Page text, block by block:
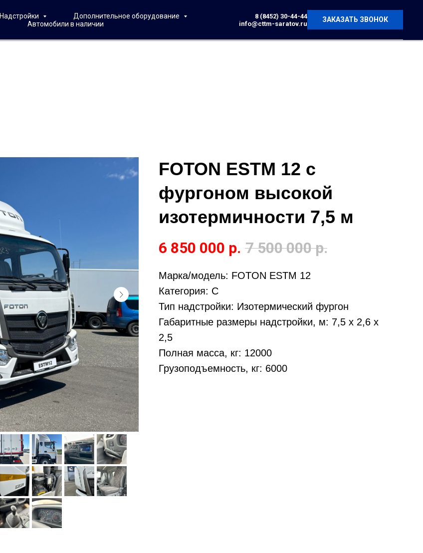
Надстройки
Дополнительное оборудование
Автомобили в наличии
8 (8452) 30-44-44
info@cttm-saratov.ru
ЗАКАЗАТЬ ЗВОНОК
FOTON ESTM 12 с
фургоном высокой
изотермичности 7,5 м
6 850 000 р. 7 500 000 р.
Марка/модель: FOTON ESTM 12
Категория: C
Тип надстройки: Изотермический фургон
Габаритные размеры надстройки, м: 7,5 х 2,6 х
2,5
Полная масса, кг: 12000
Грузоподъемность, кг: 6000